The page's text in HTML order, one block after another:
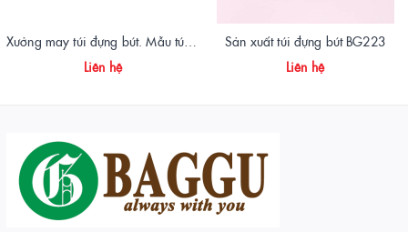
Xưởng may túi đựng bút. Mẫu túi đựng bút trường British University
Liên hệ
Sản xuất túi đựng bút BG223
Liên hệ